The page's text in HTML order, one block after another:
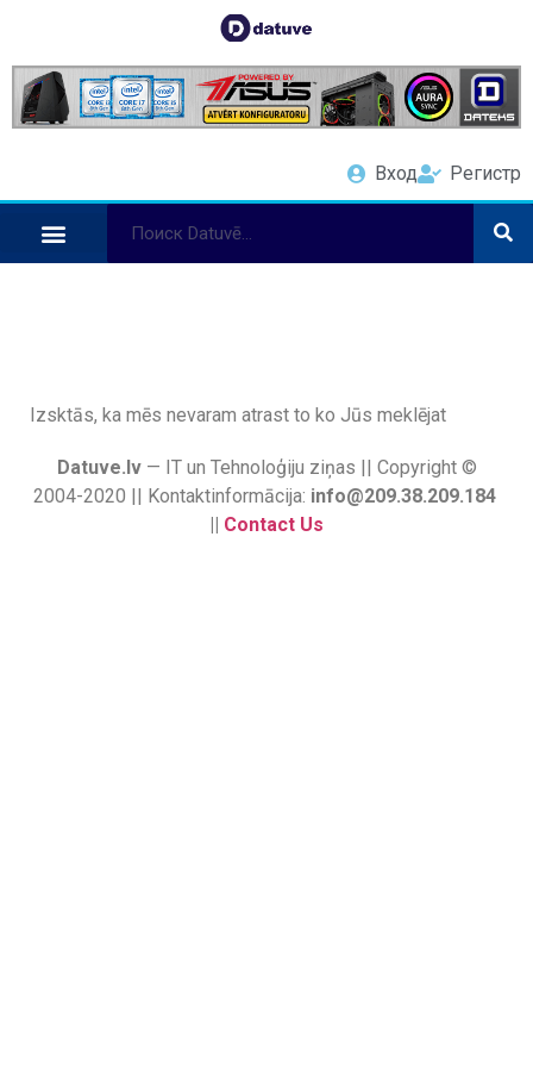
Вход Регистр
Izsktās, ka mēs nevaram atrast to ko Jūs meklējat
Datuve.lv— IT un Tehnoloģiju ziņas || Copyright ©
2004-2020 || Kontaktinformācija: info@209.38.209.184
|| Contact Us